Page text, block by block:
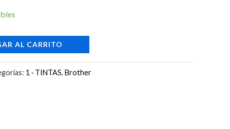
AL CARRITO
1 · TINTAS, Brother